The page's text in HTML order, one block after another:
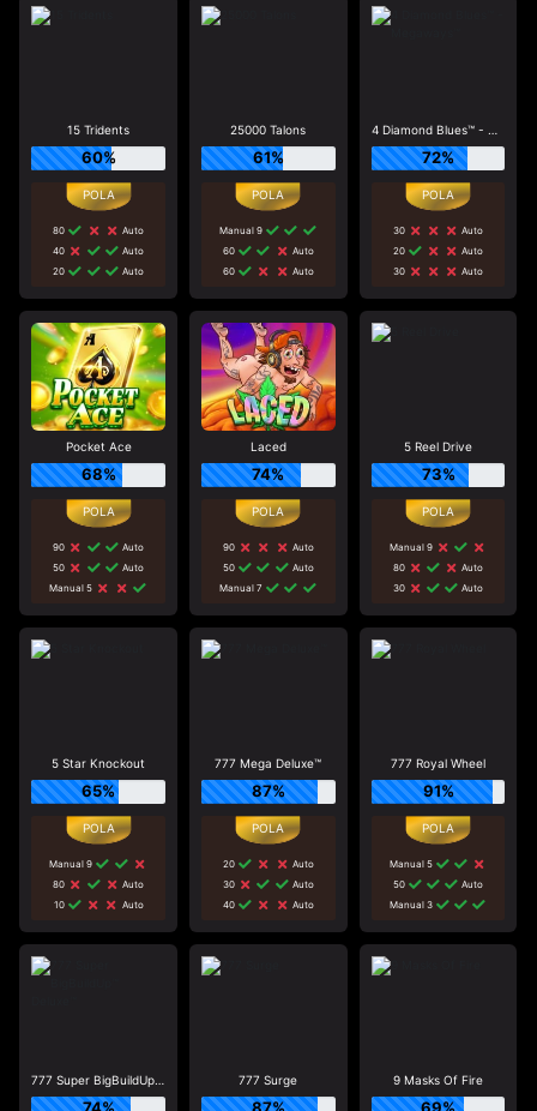
15 Tridents
60%
80
Auto
40
Auto
20
Auto
25000 Talons
61%
Manual 9
60
Auto
60
Auto
4 Diamond Blues™ - Megaways™
72%
30
Auto
20
Auto
30
Auto
Pocket Ace
68%
90
Auto
50
Auto
Manual 5
Laced
74%
90
Auto
50
Auto
Manual 7
5 Reel Drive
73%
Manual 9
80
Auto
30
Auto
5 Star Knockout
65%
Manual 9
80
Auto
10
Auto
777 Mega Deluxe™
87%
20
Auto
30
Auto
40
Auto
777 Royal Wheel
91%
Manual 5
50
Auto
Manual 3
777 Super BigBuildUp™ Deluxe™ 777 Surge 9 Masks Of Fire